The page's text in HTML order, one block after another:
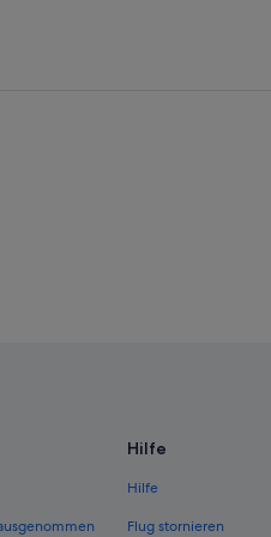
Hilfe
Hilfe
Flug stornieren